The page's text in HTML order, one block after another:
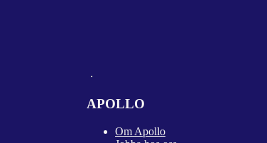
APOLLO
Om Apollo